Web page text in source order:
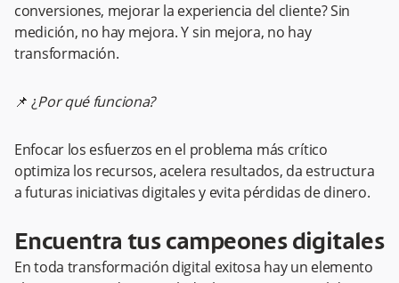
conversiones, mejorar la experiencia del cliente? Sin
medición, no hay mejora. Y sin mejora, no hay
transformación.
📌 ¿Por qué funciona?
Enfocar los esfuerzos en el problema más crítico
optimiza los recursos, acelera resultados, da estructura
a futuras iniciativas digitales y evita pérdidas de dinero.
Encuentra tus campeones digitales
En toda transformación digital exitosa hay un elemento